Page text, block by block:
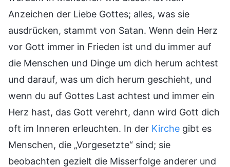
Anzeichen der Liebe Gottes; alles, was sie
ausdrücken, stammt von Satan. Wenn dein Herz
vor Gott immer in Frieden ist und du immer auf
die Menschen und Dinge um dich herum achtest
und darauf, was um dich herum geschieht, und
wenn du auf Gottes Last achtest und immer ein
Herz hast, das Gott verehrt, dann wird Gott dich
oft im Inneren erleuchten. In der Kirche gibt es
Menschen, die „Vorgesetzte“ sind; sie
beobachten gezielt die Misserfolge anderer und